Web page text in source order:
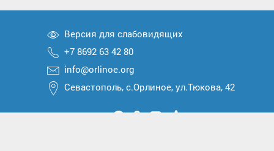
Версия для слабовидящих
+7 8692 63 42 80
info@orlinoe.org
Севастополь, с.Орлиное, ул.Тюкова, 42
МыМыМыМыМы